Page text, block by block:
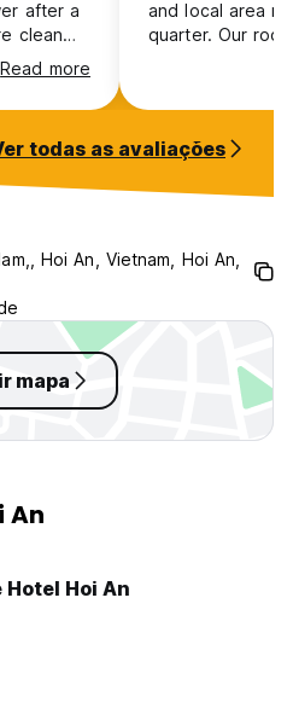
after a
clean
family
and
from
Read more
and local area
quarter. Our
cozy and had
friendly and
After check-
needed to take
of our favorite
todas as avaliações
Hoi An, Vietnam, Hoi An,
mapa
An
Hoi An